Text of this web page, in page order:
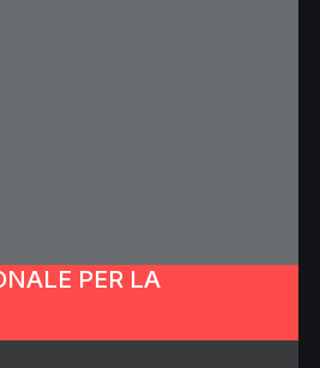
PER LA